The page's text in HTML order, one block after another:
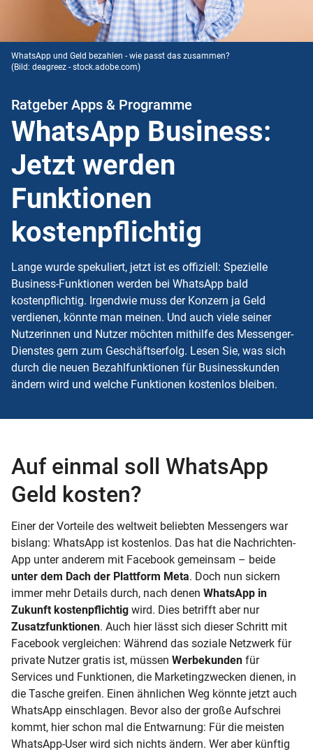
WhatsApp und Geld bezahlen - wie passt das zusammen?
(Bild: deagreez - stock.adobe.com)
Ratgeber Apps & Programme
WhatsApp Business:
Jetzt werden
Funktionen
kostenpflichtig
Lange wurde spekuliert, jetzt ist es offiziell: Spezielle
Business-Funktionen werden bei WhatsApp bald
kostenpflichtig. Irgendwie muss der Konzern ja Geld
verdienen, könnte man meinen. Und auch viele seiner
Nutzerinnen und Nutzer möchten mithilfe des Messenger-
Dienstes gern zum Geschäftserfolg. Lesen Sie, was sich
durch die neuen Bezahlfunktionen für Businesskunden
ändern wird und welche Funktionen kostenlos bleiben.
Auf einmal soll WhatsApp
Geld kosten?
Einer der Vorteile des weltweit beliebten Messengers war
bislang: WhatsApp ist kostenlos. Das hat die Nachrichten-
App unter anderem mit Facebook gemeinsam – beide
unter dem Dach der Plattform Meta. Doch nun sickern
immer mehr Details durch, nach denen WhatsApp in
Zukunft kostenpflichtig wird. Dies betrifft aber nur
Zusatzfunktionen. Auch hier lässt sich dieser Schritt mit
Facebook vergleichen: Während das soziale Netzwerk für
private Nutzer gratis ist, müssen Werbekunden für
Services und Funktionen, die Marketingzwecken dienen, in
die Tasche greifen. Einen ähnlichen Weg könnte jetzt auch
WhatsApp einschlagen. Bevor also der große Aufschrei
kommt, hier schon mal die Entwarnung: Für die meisten
WhatsApp-User wird sich nichts ändern. Wer aber künftig